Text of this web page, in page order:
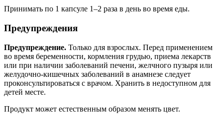
Принимать по 1 капсуле 1–2 раза в день во время еды.
Предупреждения
Предупреждение. Только для взрослых. Перед применением
во время беременности, кормления грудью, приема лекарств
или при наличии заболеваний печени, желчного пузыря или
желудочно-кишечных заболеваний в анамнезе следует
проконсультироваться с врачом. Хранить в недоступном для
детей месте.
Продукт может естественным образом менять цвет.